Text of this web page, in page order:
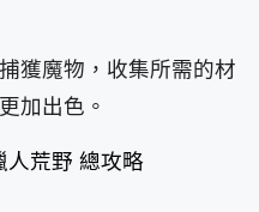
獲魔物，收集所需的材
加出色。
人荒野 總攻略